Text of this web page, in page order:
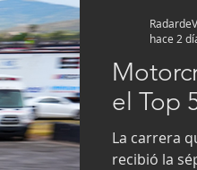
en el
3
el Top
La carrera
recibió la
hace 2